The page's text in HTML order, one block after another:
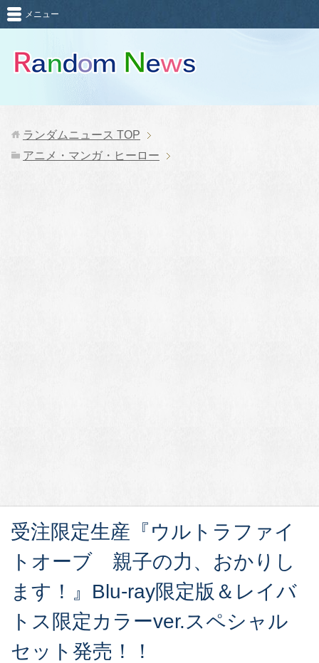
メニュー
ランダムニュース TOP
アニメ・マンガ・ヒーロー
受注限定生産『ウルトラファイ
トオーブ 親子の力、おかりし
ます！』Blu-ray限定版＆レイバ
トス限定カラーver.スペシャル
セット発売！！